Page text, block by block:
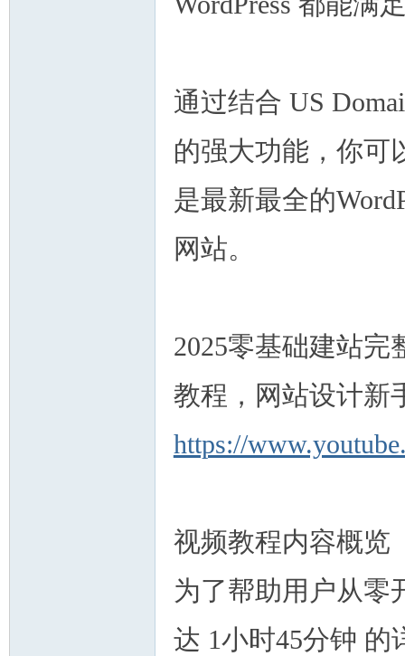
通过结合 US
的强大功能，你可
是最新最全的
网站。
2025零基础建站完
教程，网站设计新
https://
视频教程内容概览
为了帮助用户从零
达 1小时45分钟